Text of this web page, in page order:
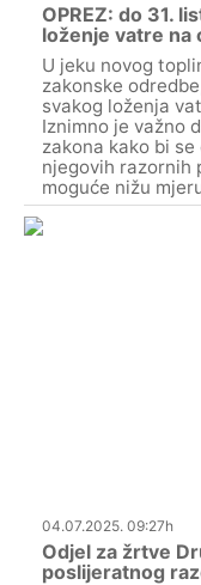
OPREZ: do 31.
loženje vatre
U jeku novog
zakonske
svakog loženja
Iznimno je važno
zakona kako bi
njegovih razornih
moguće nižu
04.07.2025. 09:27h
Odjel za žrtve
poslijeratnog